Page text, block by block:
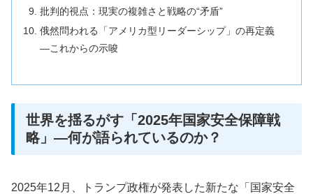
批判的視点：現実の複雑さと戦略の“矛盾”
俄然問われる「アメリカ型リーダーシップ」の再定義
―これからの示唆
世界を揺るがす「2025年国家安全保障戦
略」―何が語られているのか？
2025年12月、トランプ政権が発表した新たな「国家安全